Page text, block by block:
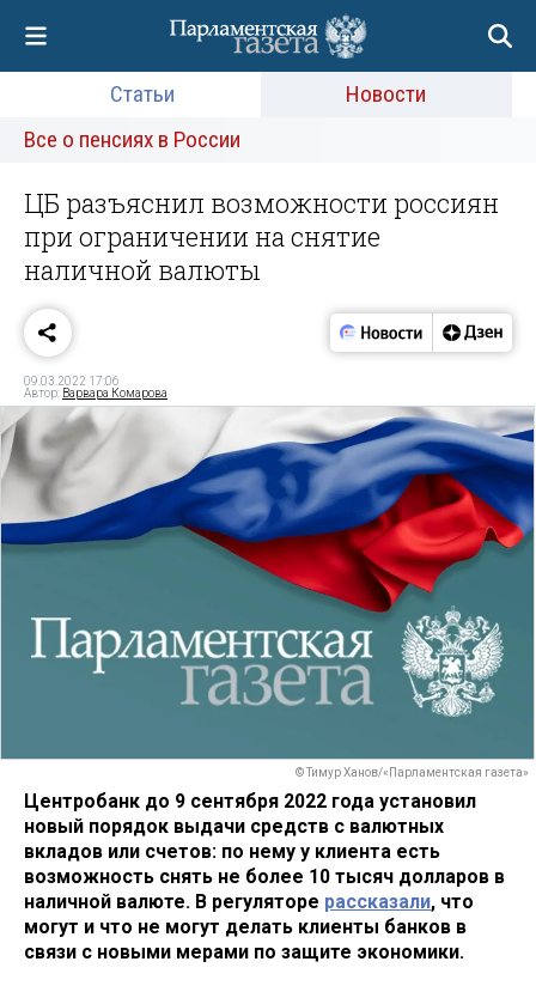
Статьи
Новости
Все о пенсиях в России
ЦБ разъяснил возможности россиян
при ограничении на снятие
наличной валюты
09.03.2022 17:06
Автор: Варвара Комарова
© Тимур Ханов/«Парламентская газета»
Центробанк до 9 сентября 2022 года установил
новый порядок выдачи средств с валютных
вкладов или счетов: по нему у клиента есть
возможность снять не более 10 тысяч долларов в
наличной валюте. В регуляторе рассказали, что
могут и что не могут делать клиенты банков в
связи с новыми мерами по защите экономики.